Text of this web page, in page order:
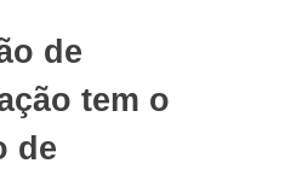
de
tem o
de